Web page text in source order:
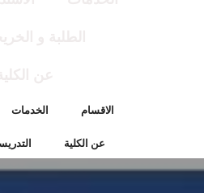
الخدمات الاقسام
عن الكلية